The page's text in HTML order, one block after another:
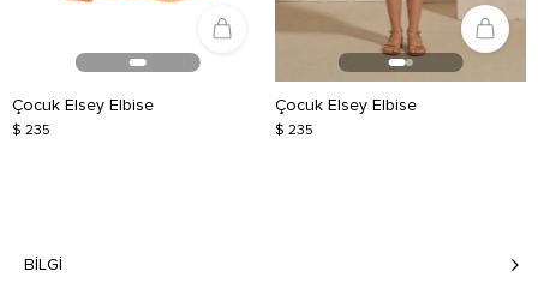
Çocuk Elsey Elbise
$ 235
Çocuk Elsey Elbise
$ 235
BILGI